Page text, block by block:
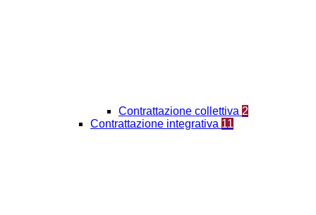
Contrattazione collettiva 2
Contrattazione integrativa 11